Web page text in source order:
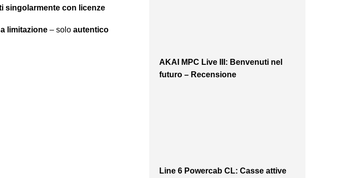
singolarmente con licenze
limitazione – solo autentico
AKAI MPC Live III: Benvenuti nel
futuro – Recensione
Line 6 Powercab CL: Casse attive